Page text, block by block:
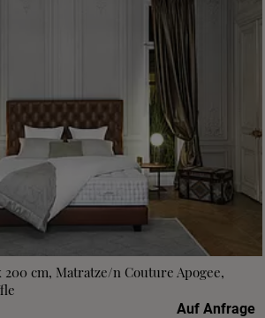
200 cm, Matratze/n Couture Apogee,
Auf Anfrage